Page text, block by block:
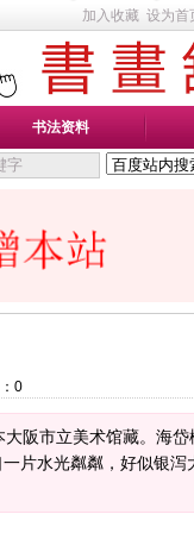
加入收藏 设为首
书法资料
0
阪市立美术馆藏。海岱
片水光粼粼，好似银泻